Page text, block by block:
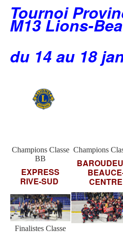
Tournoi
M13 Lions-
du 14 au 18
Champions Classe
BB
EXPRESS
RIVE-SUD
Champions
CENTRE
Finalistes Classe